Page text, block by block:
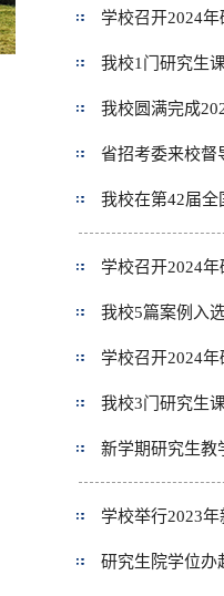
学校召开2024
我校1门研究生
我校圆满完成
省招考委来校督
我校在第42届
学校召开2024
我校5篇案例入
学校召开2024
我校3门研究生
新学期研究生教
学校举行2023
研究生院学位办